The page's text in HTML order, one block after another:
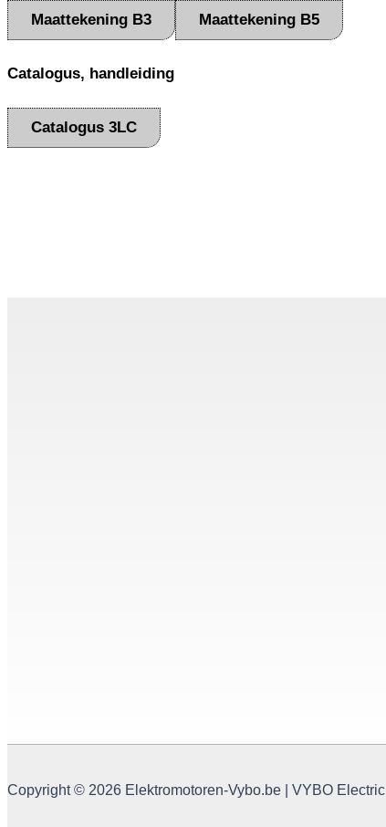
Maattekening B3 Maattekening B5
Catalogus, handleiding
Catalogus 3LC
Copyright © 2026 Elektromotoren-Vybo.be | VYBO Electric